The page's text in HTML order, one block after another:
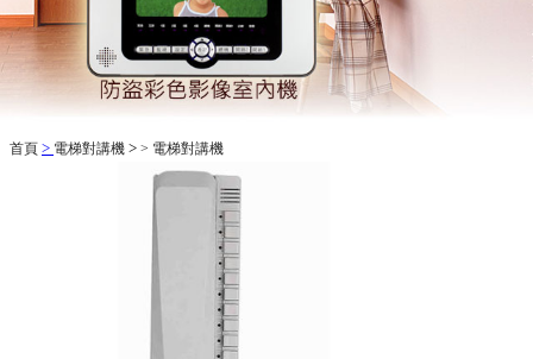
首頁 > 電梯對講機 > > 電梯對講機